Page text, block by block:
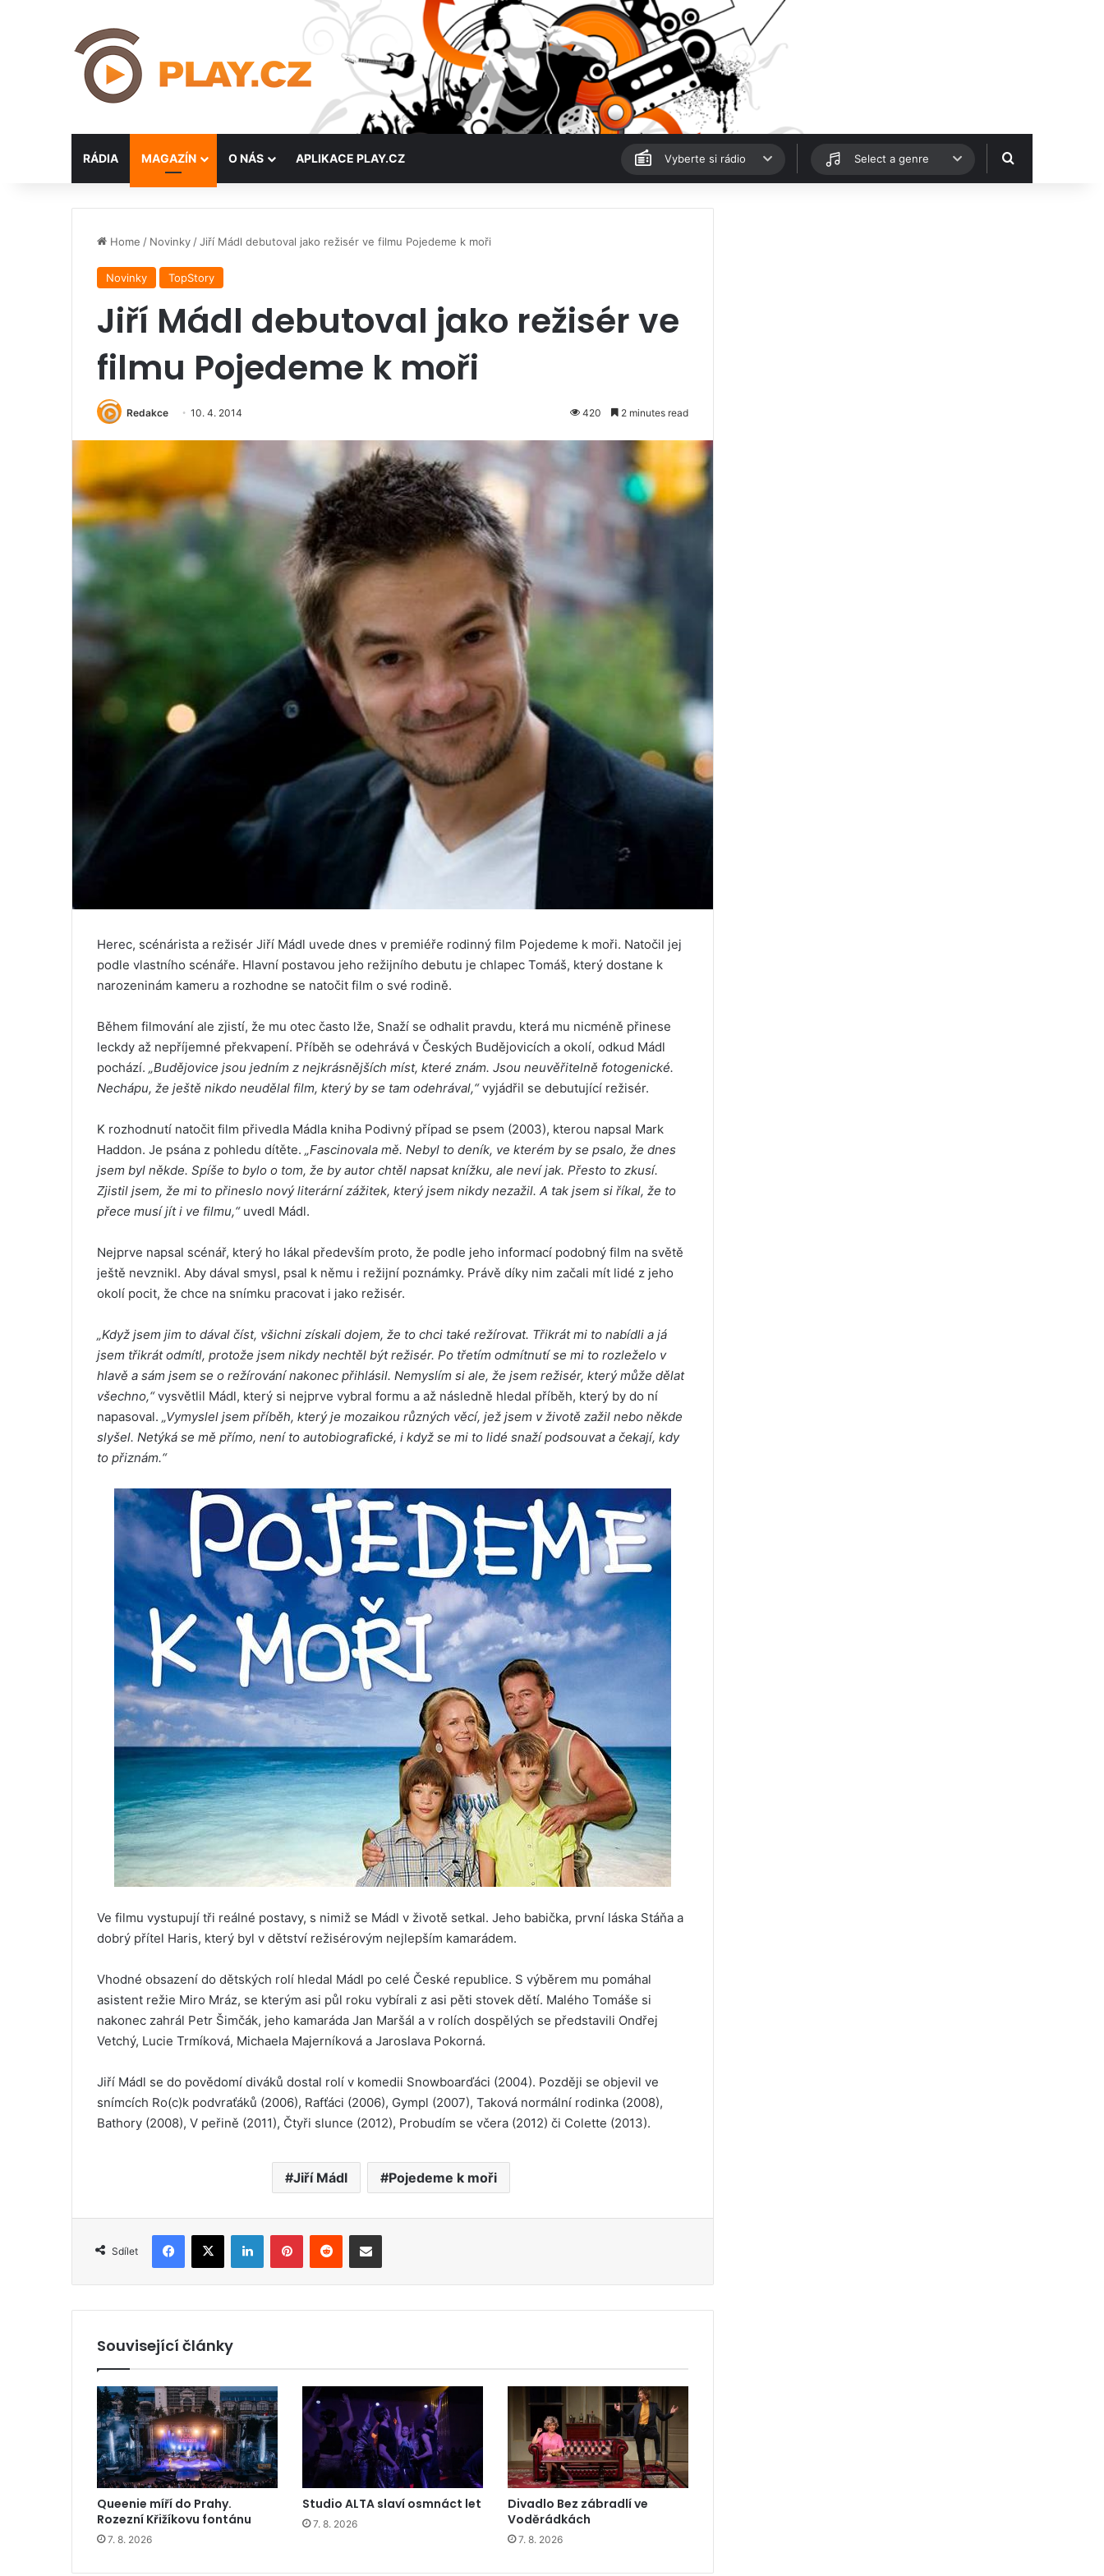
RÁDIA MAGAZÍN O NÁS APLIKACE PLAY.CZ Vyberte si rádio Select a genre Hledat
Home / Novinky /Jiří Mádl debutoval jako režisér ve filmu Pojedeme k moři
Novinky TopStory
Jiří Mádl debutoval jako režisér ve
filmu Pojedeme k moři
Redakce 10. 4. 2014 420 2 minutes read
Herec, scénárista a režisér Jiří Mádl uvede dnes v premiéře rodinný film Pojedeme k moři. Natočil jej
podle vlastního scénáře. Hlavní postavou jeho režijního debutu je chlapec Tomáš, který dostane k
narozeninám kameru a rozhodne se natočit film o své rodině.
Během filmování ale zjistí, že mu otec často lže, Snaží se odhalit pravdu, která mu nicméně přinese
leckdy až nepříjemné překvapení. Příběh se odehrává v Českých Budějovicích a okolí, odkud Mádl
pochází. „Budějovice jsou jedním z nejkrásnějších míst, které znám. Jsou neuvěřitelně fotogenické.
Nechápu, že ještě nikdo neudělal film, který by se tam odehrával,“vyjádřil se debutující režisér.
K rozhodnutí natočit film přivedla Mádla kniha Podivný případ se psem (2003), kterou napsal Mark
Haddon. Je psána z pohledu dítěte. „Fascinovala mě. Nebyl to deník, ve kterém by se psalo, že dnes
jsem byl někde. Spíše to bylo o tom, že by autor chtěl napsat knížku, ale neví jak. Přesto to zkusí.
Zjistil jsem, že mi to přineslo nový literární zážitek, který jsem nikdy nezažil. A tak jsem si říkal, že to
přece musí jít i ve filmu,“uvedl Mádl.
Nejprve napsal scénář, který ho lákal především proto, že podle jeho informací podobný film na světě
ještě nevznikl. Aby dával smysl, psal k němu i režijní poznámky. Právě díky nim začali mít lidé z jeho
okolí pocit, že chce na snímku pracovat i jako režisér.
„Když jsem jim to dával číst, všichni získali dojem, že to chci také režírovat. Třikrát mi to nabídli a já
jsem třikrát odmítl, protože jsem nikdy nechtěl být režisér. Po třetím odmítnutí se mi to rozleželo v
hlavě a sám jsem se o režírování nakonec přihlásil. Nemyslím si ale, že jsem režisér, který může dělat
všechno,“vysvětlil Mádl, který si nejprve vybral formu a až následně hledal příběh, který by do ní
napasoval. „Vymyslel jsem příběh, který je mozaikou různých věcí, jež jsem v životě zažil nebo někde
slyšel. Netýká se mě přímo, není to autobiografické, i když se mi to lidé snaží podsouvat a čekají, kdy
to přiznám.“
Ve filmu vystupují tři reálné postavy, s nimiž se Mádl v životě setkal. Jeho babička, první láska Stáňa a
dobrý přítel Haris, který byl v dětství režisérovým nejlepším kamarádem.
Vhodné obsazení do dětských rolí hledal Mádl po celé České republice. S výběrem mu pomáhal
asistent režie Miro Mráz, se kterým asi půl roku vybírali z asi pěti stovek dětí. Malého Tomáše si
nakonec zahrál Petr Šimčák, jeho kamaráda Jan Maršál a v rolích dospělých se představili Ondřej
Vetchý, Lucie Trmíková, Michaela Majerníková a Jaroslava Pokorná.
Jiří Mádl se do povědomí diváků dostal rolí v komedii Snowboarďáci (2004). Později se objevil ve
snímcích Ro(c)k podvraťáků (2006), Rafťáci (2006), Gympl (2007), Taková normální rodinka (2008),
Bathory (2008), V peřině (2011), Čtyři slunce (2012), Probudím se včera (2012) či Colette (2013).
Jiří Mádl Pojedeme k moři
Sdílet
Související články
Queenie míří do Prahy.
Rozezní Křižíkovu fontánu
7. 8. 2026
Studio ALTA slaví osmnáct let
7. 8. 2026
Divadlo Bez zábradlí ve
Voděrádkách
7. 8. 2026